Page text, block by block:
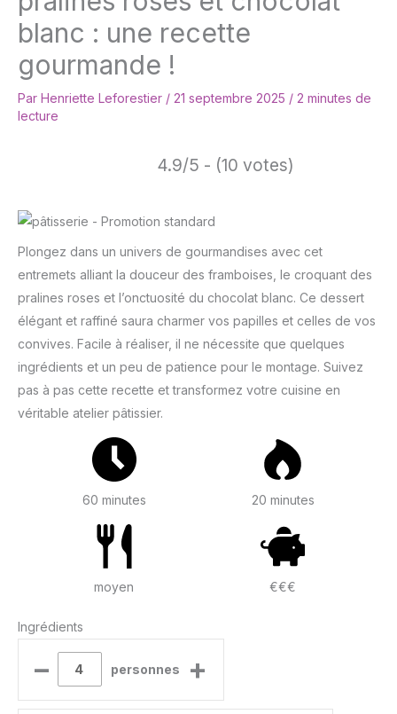
blanc : une recette
gourmande !
Par Henriette Leforestier / 21 septembre 2025 / 2 minutes de
lecture
4.9/5 - (10 votes)
Plongez dans un univers de gourmandises avec cet
entremets alliant la douceur des framboises, le croquant des
pralines roses et l’onctuosité du chocolat blanc. Ce dessert
élégant et raffiné saura charmer vos papilles et celles de vos
convives. Facile à réaliser, il ne nécessite que quelques
ingrédients et un peu de patience pour le montage. Suivez
pas à pas cette recette et transformez votre cuisine en
véritable atelier pâtissier.
60 minutes 20 minutes
moyen €€€
Ingrédients
– personnes +